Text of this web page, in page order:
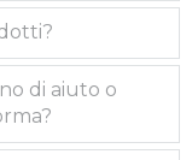
di aiuto o